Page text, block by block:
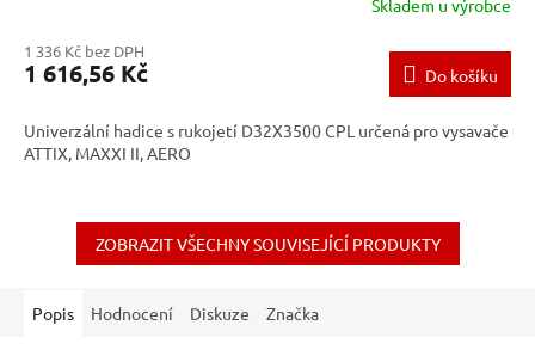
Skladem u výrobce
1 336 Kč bez DPH
1 616,56 Kč Do košíku
Univerzální hadice s rukojetí D32X3500 CPL určená pro vysavače
ATTIX, MAXXI II, AERO
ZOBRAZIT VŠECHNY SOUVISEJÍCÍ PRODUKTY
Popis Hodnocení Diskuze Značka